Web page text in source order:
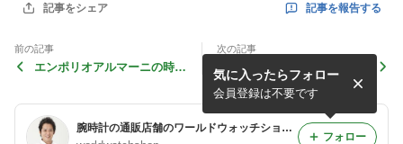
記事をシェア 記事を報告する
前の記事
エンポリオアルマーニの時計
次の記事
「面白き事もなき時計を面白
く」マイケルコース新作！
腕時計の通販店舗のワールドウォッチショップの店主ブログ
気に入ったらフォロー
会員登録は不要です
フォロー